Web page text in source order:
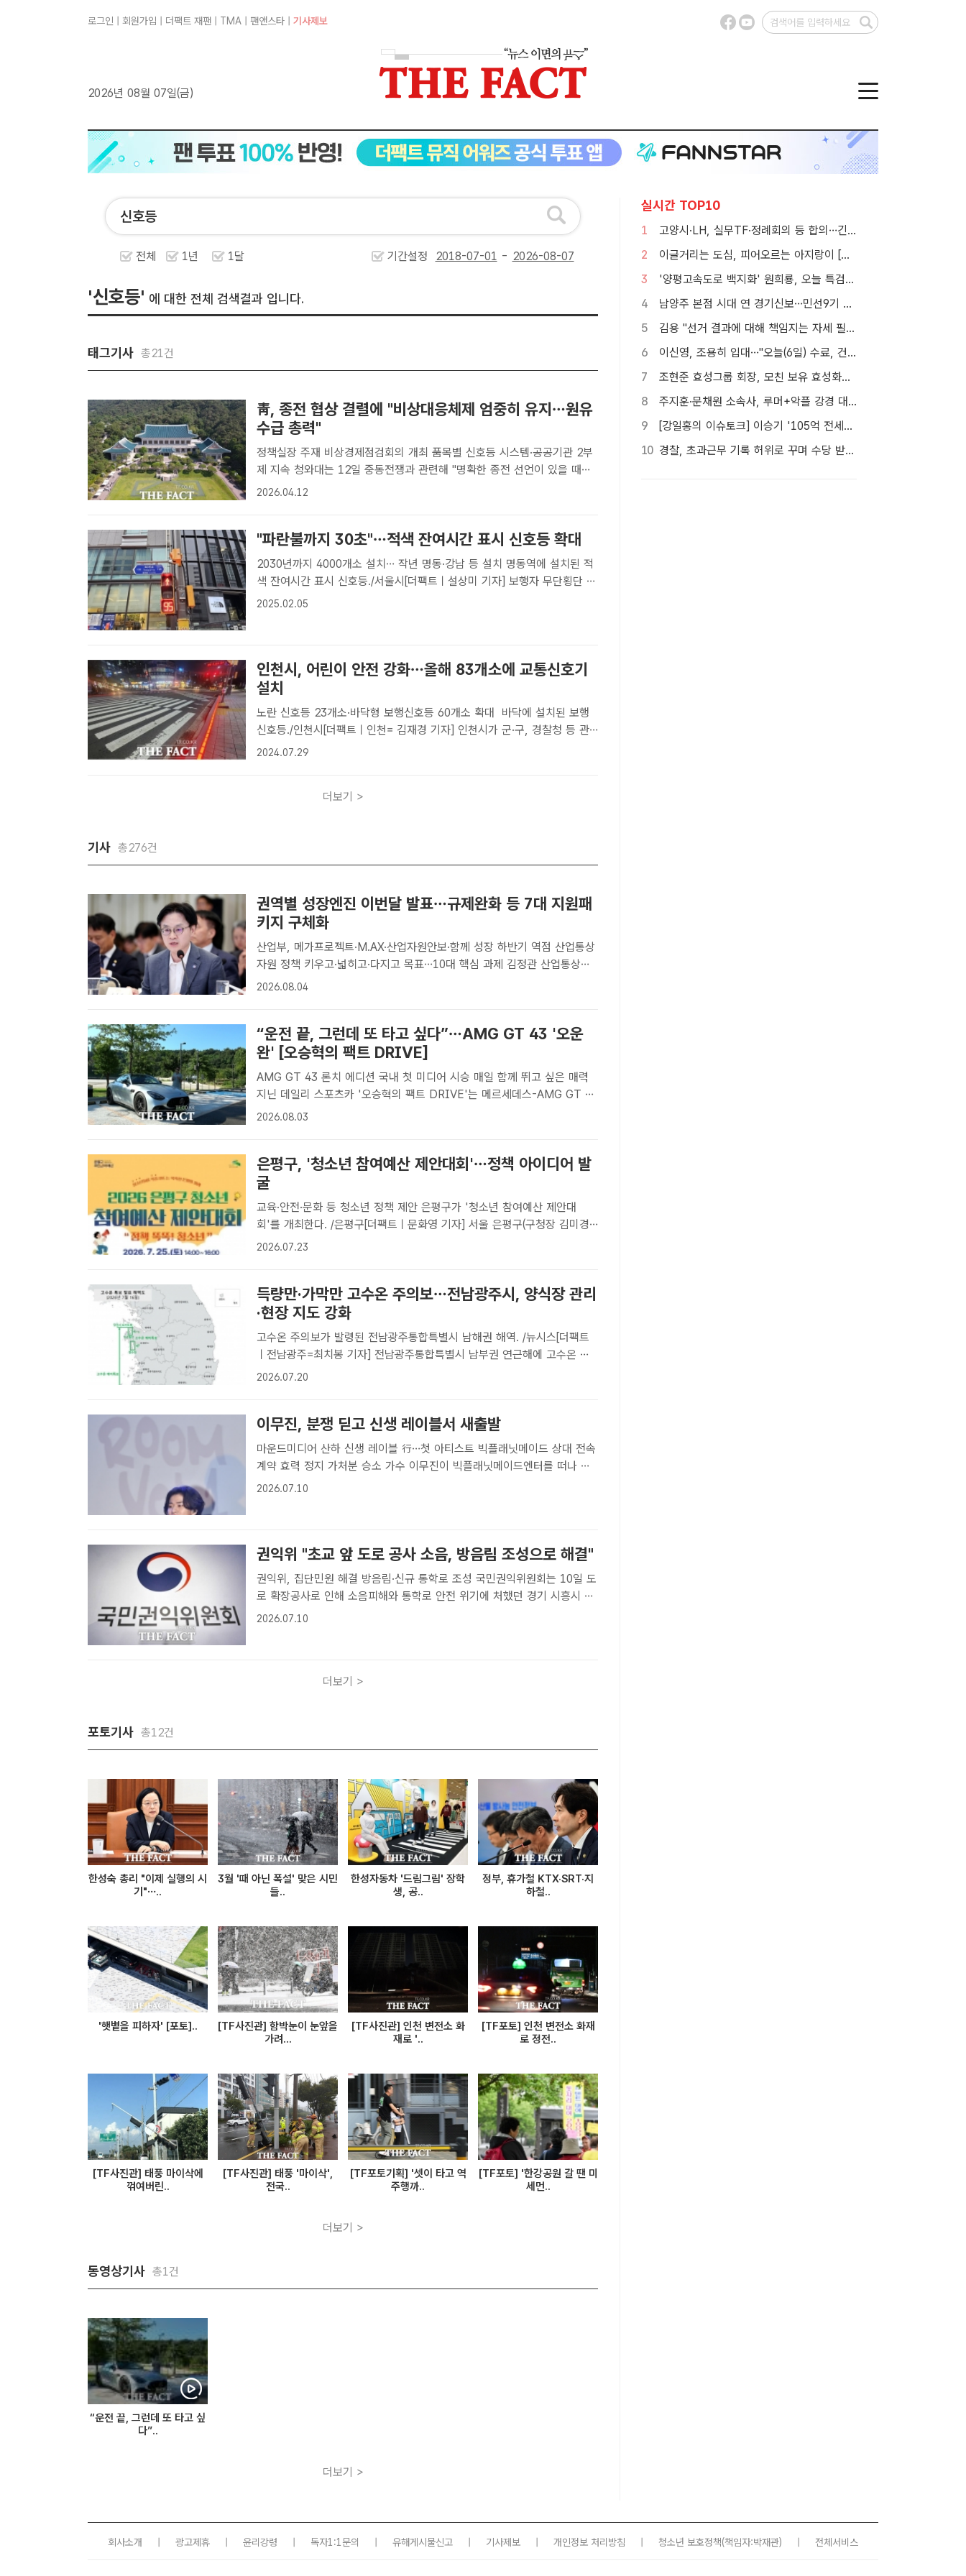
로그인 회원가입 더팩트 재팬 TMA 팬앤스타 기사제보
2026년 08월 07일(금)
전체 1년 1달 기간설정 -
'신호등' 에 대한 전체 검색결과 입니다.
태그기사 총21건
靑, 종전 협상 결렬에 "비상대응체제 엄중히 유지…원유
수급 총력"
정책실장 주재 비상경제점검회의 개최 품목별 신호등 시스템·공공기관 2부
제 지속 청와대는 12일 중동전쟁과 관련해 "명확한 종전 선언이 있을 때까
지 현재의 비상대응체제를 엄중히 유지하기로 했다"고 밝혔다. 2025년 6월
2026.04.12
"파란불까지 30초"…적색 잔여시간 표시 신호등 확대
2030년까지 4000개소 설치… 작년 명동·강남 등 설치 명동역에 설치된 적
색 잔여시간 표시 신호등./서울시[더팩트ㅣ설상미 기자] 보행자 무단횡단 예
방 효과가 알려진 ‘적색 잔여시간 표시 신호등’이 서울 전역으로 확대된다.
2025.02.05
인천시, 어린이 안전 강화…올해 83개소에 교통신호기
설치
노란 신호등 23개소·바닥형 보행신호등 60개소 확대 바닥에 설치된 보행
신호등./인천시[더팩트ㅣ인천= 김재경 기자] 인천시가 군·구, 경찰청 등 관
계기관과 협력해 교통안전 사고에 취약한 어린이의 안전한 교통환경 조성에
2024.07.29
더보기 >
기사 총276건
권역별 성장엔진 이번달 발표…규제완화 등 7대 지원패
키지 구체화
산업부, 메가프로젝트·M.AX·산업자원안보·함께 성장 하반기 역점 산업통상
자원 정책 키우고·넓히고·다지고 목표…10대 핵심 과제 김정관 산업통상부
장관이 4일 청와대 영빈관에서 열린 산업부, 지재처, 기후부, 원안위 등에
2026.08.04
“운전 끝, 그런데 또 타고 싶다”…AMG GT 43 '오운
완' [오승혁의 팩트 DRIVE]
AMG GT 43 론치 에디션 국내 첫 미디어 시승 매일 함께 뛰고 싶은 매력
지닌 데일리 스포츠카 '오승혁의 팩트 DRIVE'는 메르세데스-AMG GT 43
론치 에디션의 국내 첫 미디어 시승을 진행하며 <더팩트>가 위치한 서울
2026.08.03
은평구, '청소년 참여예산 제안대회'…정책 아이디어 발
굴
교육·안전·문화 등 청소년 정책 제안 은평구가 '청소년 참여예산 제안대
회'를 개최한다. /은평구[더팩트ㅣ문화영 기자] 서울 은평구(구청장 김미경)
는 '청소년 참여예산 제안대회'를 개최한다고 23일 밝혔다.'청소년 참여예
2026.07.23
득량만·가막만 고수온 주의보…전남광주시, 양식장 관리
·현장 지도 강화
고수온 주의보가 발령된 전남광주통합특별시 남해권 해역. /뉴시스[더팩트
ㅣ전남광주=최치봉 기자] 전남광주통합특별시 남부권 연근해에 고수온 주
의보가 내려지면서 가두리 양식장 등에 비상이 걸렸다.20일 전남광주통합
2026.07.20
이무진, 분쟁 딛고 신생 레이블서 새출발
마운드미디어 산하 신생 레이블 行…첫 아티스트 빅플래닛메이드 상대 전속
계약 효력 정지 가처분 승소 가수 이무진이 빅플래닛메이드엔터를 떠나 새
둥지를 찾았다. 신생 레이블의 첫 아티스트가 된 그는 다양한 활동을 이어갈
2026.07.10
권익위 "초교 앞 도로 공사 소음, 방음림 조성으로 해결"
권익위, 집단민원 해결 방음림·신규 통학로 조성 국민권익위원회는 10일 도
로 확장공사로 인해 소음피해와 통학로 안전 위기에 처했던 경기 시흥시 계
수초등학교에서 현장조정회의를 개최하고 집단갈등을 해결했다고 밝혔다. /
2026.07.10
더보기 >
포토기사 총12건
한성숙 총리 "이제 실행의 시
기"…..
3월 '때 아닌 폭설' 맞은 시민
들..
한성자동차 '드림그림' 장학
생, 공..
정부, 휴가철 KTX·SRT·지
하철..
'햇볕을 피하자' [포토]..
[TF사진관] 함박눈이 눈앞을
가려...
[TF사진관] 인천 변전소 화
재로 '..
[TF포토] 인천 변전소 화재
로 정전..
[TF사진관] 태풍 마이삭에
꺾여버린..
[TF사진관] 태풍 '마이삭',
전국..
[TF포토기획] '셋이 타고 역
주행까..
[TF포토] '한강공원 갈 땐 미
세먼..
더보기 >
동영상기사 총1건
“운전 끝, 그런데 또 타고 싶
다”..
더보기 >
실시간 TOP10
1
고양시·LH, 실무TF·정례회의 등 합의…긴밀한 협력체계 구축
2
이글거리는 도심, 피어오르는 아지랑이 [TF사진관]
3
'양평고속도로 백지화' 원희룡, 오늘 특검 2차 피의자 조사
4
남양주 본점 시대 연 경기신보…민선9기 맞춰 '4S 혁신' 시동
5
김용 "선거 결과에 대해 책임지는 자세 필요해"…정청래 정조준
6
이신영, 조용히 입대…"오늘(6일) 수료, 건강하게 돌아올 것"
7
조현준 효성그룹 회장, 모친 보유 효성화학 지분 전량 매입
8
주지훈·문채원 소속사, 루머+악플 강경 대응…"익명글도 법적 절차 가능"
9
[강일홍의 이슈토크] 이승기 '105억 전세금' 비상…오늘 만기, 돌려받을 수 있나?
10
경찰, 초과근무 기록 허위로 꾸며 수당 받은 현직 경찰관 2명 대기발령 조치
회사소개 광고제휴 윤리강령 독자1:1문의 유해게시물신고 기사제보 개인정보 처리방침 청소년 보호정책(책임자:박재관) 전체서비스